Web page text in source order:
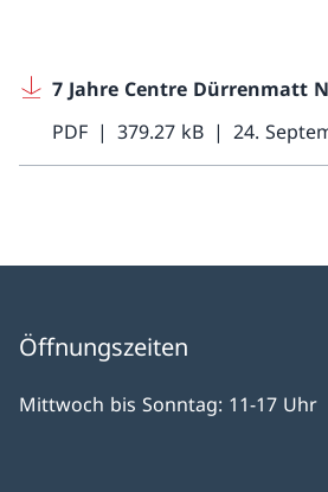
7 Jahre Centre Dürrenmatt
PDF
379.27 kB 24.
Öffnungszeiten
Mittwoch bis Sonntag: 11-17 Uhr